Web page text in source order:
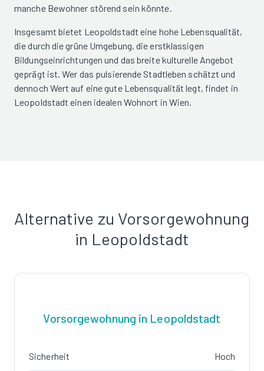
manche Bewohner störend sein könnte.
Insgesamt bietet Leopoldstadt eine hohe Lebensqualität,
die durch die grüne Umgebung, die erstklassigen
Bildungseinrichtungen und das breite kulturelle Angebot
geprägt ist. Wer das pulsierende Stadtleben schätzt und
dennoch Wert auf eine gute Lebensqualität legt, findet in
Leopoldstadt einen idealen Wohnort in Wien.
Alternative zu Vorsorgewohnung
in Leopoldstadt
Vorsorgewohnung in Leopoldstadt
Sicherheit Hoch